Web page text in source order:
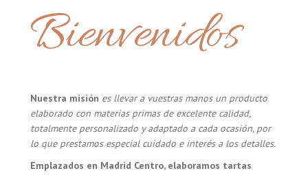
Bienvenidos
Nuestra misión es llevar a vuestras manos un producto
elaborado con materias primas de excelente calidad,
totalmente personalizado y adaptado a cada ocasión, por
lo que prestamos especial cuidado e interés a los detalles.
Emplazados en Madrid Centro, elaboramos tartas